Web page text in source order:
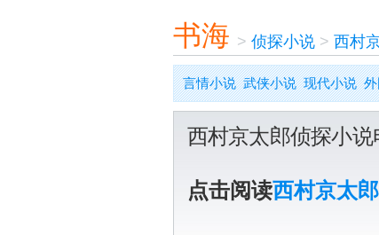
书海 > 侦探小说> 西村
言情小说 武侠小说 现代小说
西村京太郎侦探小
点击阅读西村京太郎